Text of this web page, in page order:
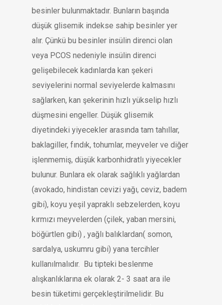
besinler bulunmaktadır. Bunların başında
düşük glisemik indekse sahip besinler yer
alır. Çünkü bu besinler insülin direnci olan
veya PCOS nedeniyle insülin direnci
gelişebilecek kadınlarda kan şekeri
seviyelerini normal seviyelerde kalmasını
sağlarken, kan şekerinin hızlı yükselip hızlı
düşmesini engeller. Düşük glisemik
diyetindeki yiyecekler arasında tam tahıllar,
baklagiller, fındık, tohumlar, meyveler ve diğer
işlenmemiş, düşük karbonhidratlı yiyecekler
bulunur. Bunlara ek olarak sağlıklı yağlardan
(avokado, hindistan cevizi yağı, ceviz, badem
gibi), koyu yeşil yapraklı sebzelerden, koyu
kırmızı meyvelerden (çilek, yaban mersini,
böğürtlen gibi) , yağlı balıklardan( somon,
sardalya, uskumru gibi) yana tercihler
kullanılmalıdır. Bu tipteki beslenme
alışkanlıklarına ek olarak 2- 3 saat ara ile
besin tüketimi gerçekleştirilmelidir. Bu